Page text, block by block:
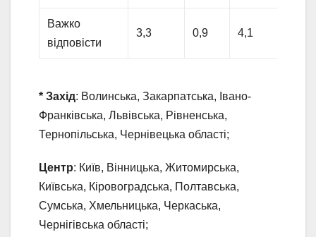
Важко
відповісти
3,3 0,9 4,1
* Захід: Волинська, Закарпатська, Івано-
Франківська, Львівська, Рівненська,
Тернопільська, Чернівецька області;
Центр: Київ, Вінницька, Житомирська,
Київська, Кіровоградська, Полтавська,
Сумська, Хмельницька, Черкаська,
Чернігівська області;